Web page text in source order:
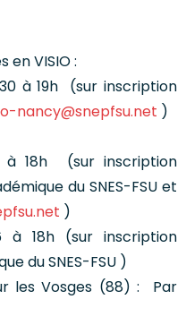
en VISIO :
à 19h (sur inscription
nancy@snepfsu.net )
18h
(sur inscription
du SNES-FSU et
)
18h (sur inscription
du SNES-FSU )
les Vosges (88) : Par